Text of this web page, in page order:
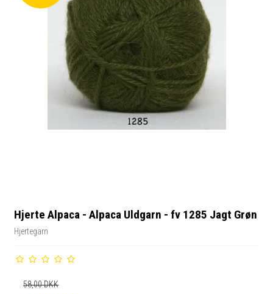
Hjerte Alpaca - Alpaca Uldgarn - fv 1285 Jagt Grøn
Hjertegarn
58,00 DKK